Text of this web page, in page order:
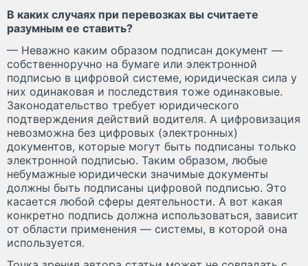
В каких случаях при перевозках вы считаете
разумным ее ставить?
— Неважно каким образом подписан документ —
собственноручно на бумаге или электронной
подписью в цифровой системе, юридическая сила у
них одинаковая и последствия тоже одинаковые.
Законодательство требует юридического
подтверждения действий водителя. А цифровизация
невозможна без цифровых (электронных)
документов, которые могут быть подписаны только
электронной подписью. Таким образом, любые
небумажные юридически значимые документы
должны быть подписаны цифровой подписью. Это
касается любой сферы деятельности. А вот какая
конкретно подпись должна использоваться, зависит
от области применения — системы, в которой она
используется.